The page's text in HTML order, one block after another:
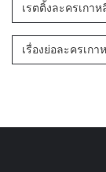
เรตติ้งละครเกาห
เรื่องย่อละครเกา